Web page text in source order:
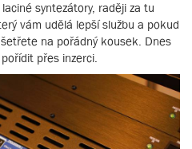
syntezátory, raději za tu
vám udělá lepší službu a pokud
na pořádný kousek. Dnes
přes inzerci.